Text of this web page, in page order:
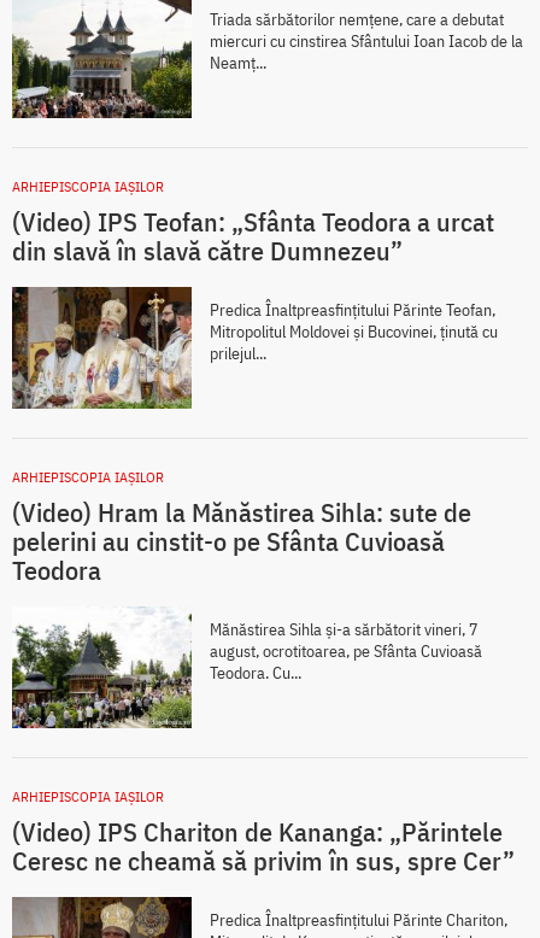
Triada sărbătorilor nemțene, care a debutat
miercuri cu cinstirea Sfântului Ioan Iacob de la
Neamț...
ARHIEPISCOPIA IAŞILOR
(Video) IPS Teofan: „Sfânta Teodora a urcat
din slavă în slavă către Dumnezeu”
Predica Înaltpreasfințitului Părinte Teofan,
Mitropolitul Moldovei și Bucovinei, ținută cu
prilejul...
ARHIEPISCOPIA IAŞILOR
(Video) Hram la Mănăstirea Sihla: sute de
pelerini au cinstit-o pe Sfânta Cuvioasă
Teodora
Mănăstirea Sihla și-a sărbătorit vineri, 7
august, ocrotitoarea, pe Sfânta Cuvioasă
Teodora. Cu...
ARHIEPISCOPIA IAŞILOR
(Video) IPS Chariton de Kananga: „Părintele
Ceresc ne cheamă să privim în sus, spre Cer”
Predica Înaltpreasfințitului Părinte Chariton,